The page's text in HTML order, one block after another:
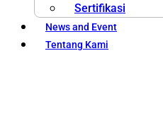
Sertifikasi
News and Event
Tentang Kami